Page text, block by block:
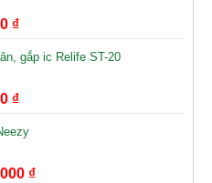
₫
gắp ic Relife ST-20
₫
₫